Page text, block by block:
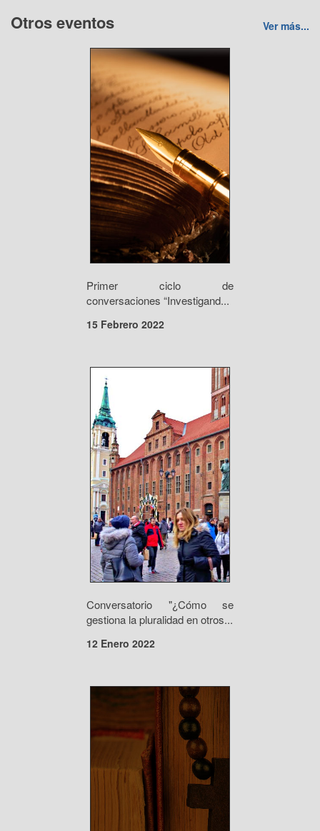
Otros eventos Ver más...
Primer ciclo de
conversaciones “Investigand...
15 Febrero 2022
Conversatorio "¿Cómo se
gestiona la pluralidad en otros...
12 Enero 2022